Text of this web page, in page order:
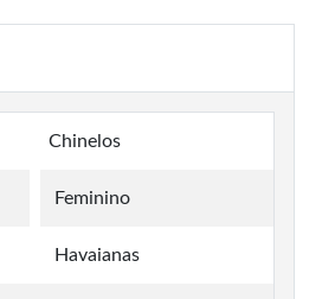
Chinelos
Feminino
Havaianas